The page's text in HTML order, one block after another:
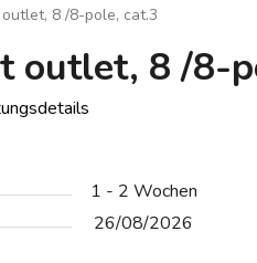
outlet, 8 /8-pole, cat.3
outlet, 8 /8-
1 - 2 Wochen
26/08/2026